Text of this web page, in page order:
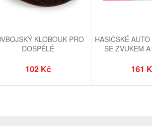
KLOBOUK PRO
DOSPĚLÉ
102 Kč
HASIČSKÉ
SE ZVUKEM
161